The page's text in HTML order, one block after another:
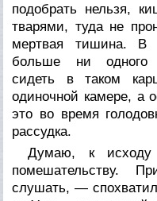
подобрать нельзя,
тварями, туда не
мертвая тишина. В
больше ни одного
сидеть в таком
одиночной камере, а
это во время
рассудка.
Думаю, к
помешательству.
слушать, —